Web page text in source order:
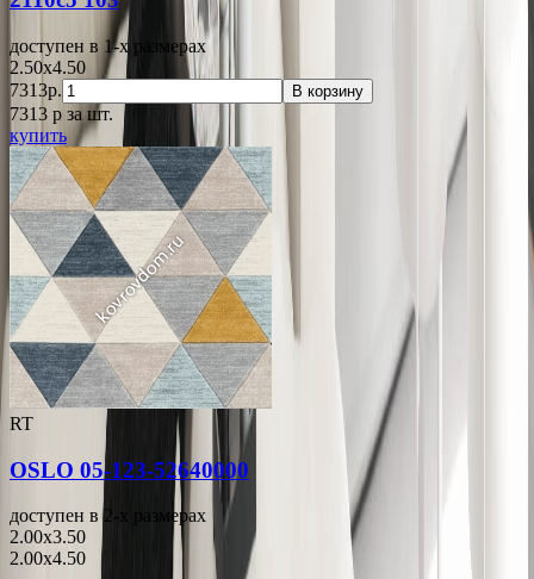
доступен в 1-x размерах
2.50x4.50
7313р.
В корзину
7313 p за шт.
купить
RT
OSLO 05-123-52640000
доступен в 2-x размерах
2.00x3.50
2.00x4.50